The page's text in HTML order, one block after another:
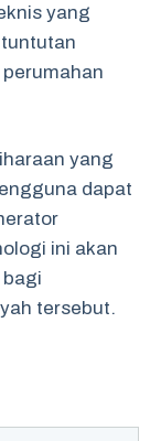
yang
yang
dapat
ini akan
tersebut.